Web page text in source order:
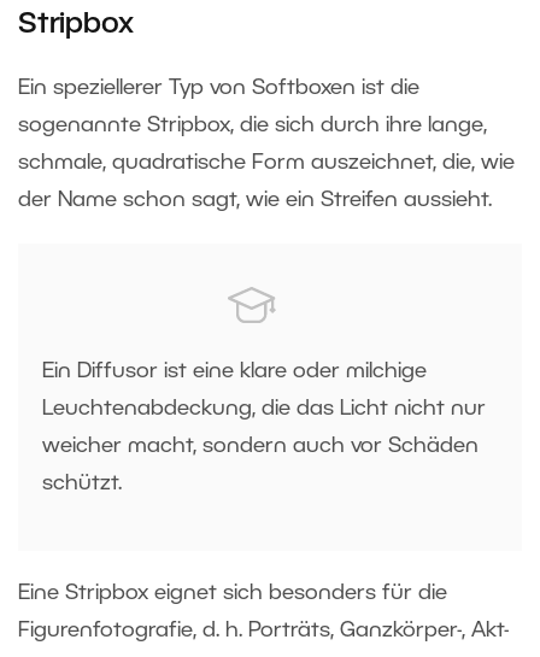
Stripbox
Ein speziellerer Typ von Softboxen ist die
sogenannte Stripbox, die sich durch ihre lange,
schmale, quadratische Form auszeichnet, die, wie
der Name schon sagt, wie ein Streifen aussieht.
Ein Diffusor ist eine klare oder milchige
Leuchtenabdeckung, die das Licht nicht nur
weicher macht, sondern auch vor Schäden
schützt.
Eine Stripbox eignet sich besonders für die
Figurenfotografie, d. h. Porträts, Ganzkörper-, Akt-